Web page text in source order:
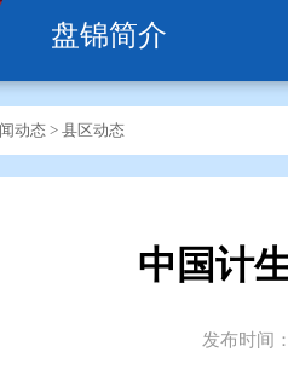
盘锦简介
动态 > 县区动态
中国计
发布时间